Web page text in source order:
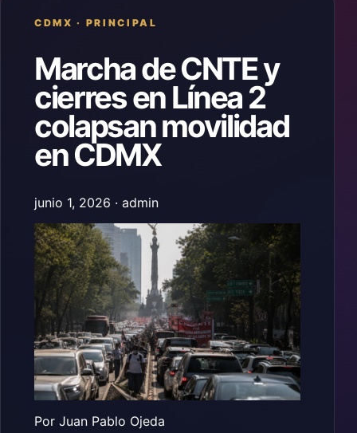
CDMX · PRINCIPAL
Marcha de CNTE y
cierres en Línea 2
colapsan movilidad
en CDMX
junio 1, 2026 · admin
Por Juan Pablo Ojeda